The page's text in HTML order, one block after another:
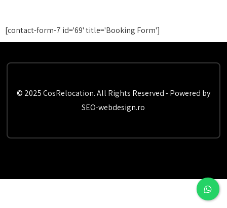
[contact-form-7 id='69' title='Booking Form']
© 2025 CosRelocation. All Rights Reserved - Powered by
SEO-webdesign.ro